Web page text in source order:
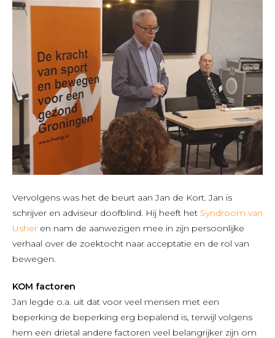
Vervolgens was het de beurt aan Jan de Kort. Jan is
schrijver en adviseur doofblind. Hij heeft het Syndroom van
Usher en nam de aanwezigen mee in zijn persoonlijke
verhaal over de zoektocht naar acceptatie en de rol van
bewegen.
KOM factoren
Jan legde o.a. uit dat voor veel mensen met een
beperking de beperking erg bepalend is, terwijl volgens
hem een drietal andere factoren veel belangrijker zijn om